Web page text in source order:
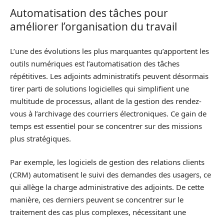
Automatisation des tâches pour
améliorer l’organisation du travail
L’une des évolutions les plus marquantes qu’apportent les
outils numériques est l’automatisation des tâches
répétitives. Les adjoints administratifs peuvent désormais
tirer parti de solutions logicielles qui simplifient une
multitude de processus, allant de la gestion des rendez-
vous à l’archivage des courriers électroniques. Ce gain de
temps est essentiel pour se concentrer sur des missions
plus stratégiques.
Par exemple, les logiciels de gestion des relations clients
(CRM) automatisent le suivi des demandes des usagers, ce
qui allège la charge administrative des adjoints. De cette
manière, ces derniers peuvent se concentrer sur le
traitement des cas plus complexes, nécessitant une